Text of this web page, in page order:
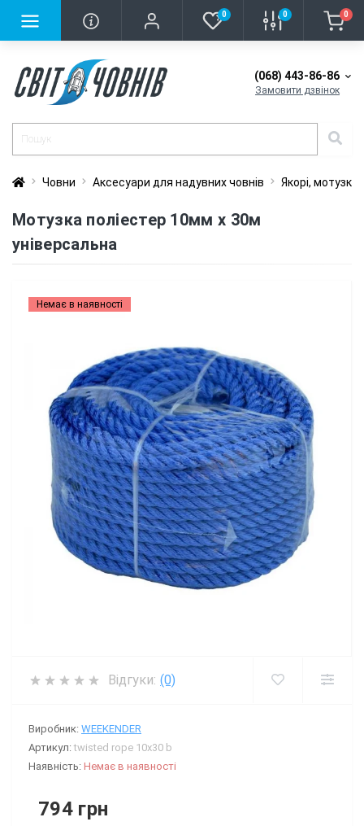
0 0 0
(068) 443-86-86
Замовити дзвінок
Човни Аксесуари для надувних човнів Якорі, мотузки
Мотузка поліестер 10мм х 30м
універсальна
Немає в наявності
Відгуки: (0)
Виробник: WEEKENDER
Артикул:twisted rope 10х30 b
Наявність: Немає в наявності
794 грн